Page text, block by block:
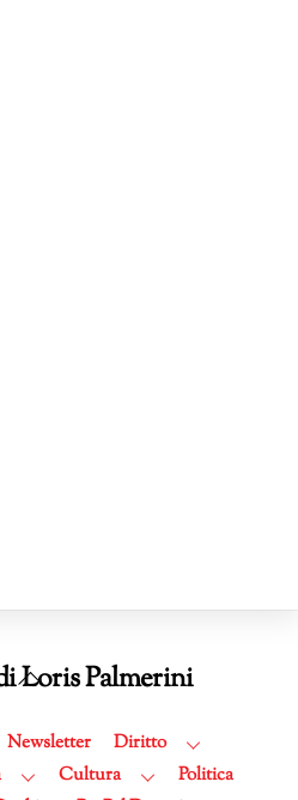
Back
Top
Loris Palmerini
Newsletter
Diritto
Cultura
Politica